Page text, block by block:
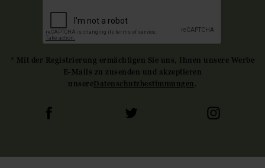
* Mit der Registrierung ermächtigen Sie uns, Ihnen unsere Werbe
E-Mails zu zusenden und akzeptieren
unsereDatenschutzbestimmungen .